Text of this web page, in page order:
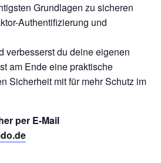
Grundlagen zu sicheren
Authentifizierung und
verbesserst du deine eigenen
am Ende eine praktische
Sicherheit mit für mehr Schutz im
per E-Mail